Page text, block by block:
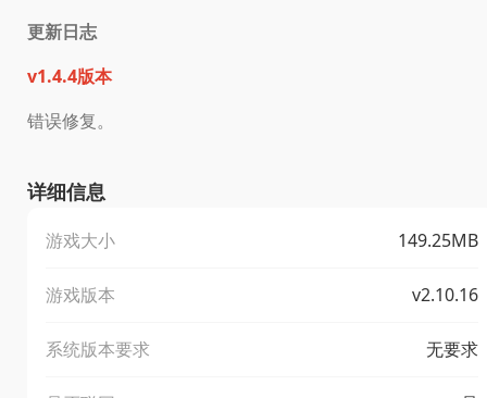
更新日志
v1.4.4版本
错误修复。
详细信息
游戏大小 149.25MB
游戏版本 v2.10.16
系统版本要求 无要求